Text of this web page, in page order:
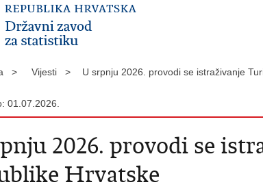
> Vijesti > U srpnju 2026. provodi se istraživanje
01.07.2026.
2026. provodi se
Hrvatske